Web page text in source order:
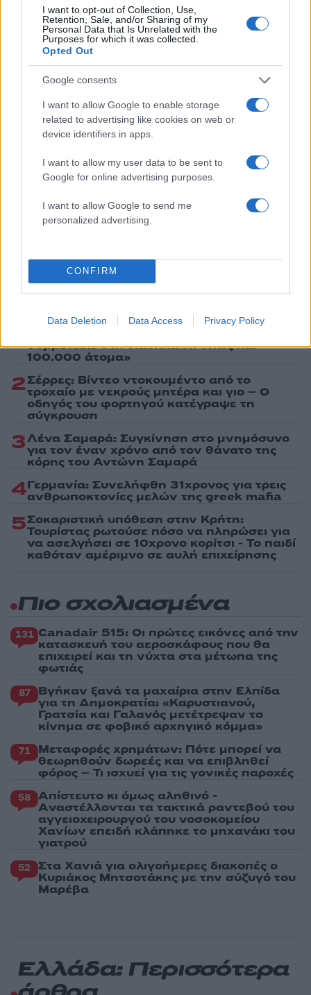
I want to opt-out of Collection, Use,
Retention, Sale, and/or Sharing of my
Personal Data that Is Unrelated with the
Purposes for which it was collected.
Opted Out
Google consents
I want to allow Google to enable storage
related to advertising like cookies on web or
device identifiers in apps.
I want to allow my user data to be sent to
Google for online advertising purposes.
I want to allow Google to send me
personalized advertising.
CONFIRM
Data Deletion Data Access Privacy Policy
Υποβολή σχολίου
Όροι Χρήσης. Το site προστατεύεται από reCAPTCHA, ισχύουν
Πολιτική Απορρήτου
Ελλάδα
ΣΑΜΟΘΡΑΚΗ
ΨΑΡΑΔΕΣ
Ακολουθήστε το Νewsit.gr στοGoogle News
τελευταία νέατης ημέρας
Πιο δημοφιλή
Marfin: Η 46χρονη πήρε προθεσμία για να
συμμετείχε στη διαδήλωση όπως και
100.000 άτομα»
2Σέρρες: Βίντεο ντοκουμέντο από το
τροχαίο με νεκρούς μητέρα και γιο – Ο
οδηγός του φορτηγού κατέγραψε τη
σύγκρουση
3Λένα Σαμαρά: Συγκίνηση στο μνημόσυνο
για τον έναν χρόνο από τον θάνατο της
κόρης του Αντώνη Σαμαρά
4Γερμανία: Συνελήφθη 31χρονος για τρεις
ανθρωποκτονίες μελών της greek mafia
5Σοκαριστική υπόθεση στην Κρήτη:
Τουρίστας ρωτούσε πόσο να πληρώσει για
να ασελγήσει σε 10χρονο κορίτσι - Το παιδί
καθόταν αμέριμνο σε αυλή επιχείρησης
Πιο σχολιασμένα
131 Canadair 515: Οι πρώτες εικόνες από την
κατασκευή του αεροσκάφους που θα
επιχειρεί και τη νύχτα στα μέτωπα της
φωτιάς
87 Βγήκαν ξανά τα μαχαίρια στην Ελπίδα
για τη Δημοκρατία: «Καρυστιανού,
Γρατσία και Γαλανός μετέτρεψαν το
κίνημα σε φοβικό αρχηγικό κόμμα»
71 Μεταφορές χρημάτων: Πότε μπορεί να
θεωρηθούν δωρεές και να επιβληθεί
φόρος – Τι ισχυεί για τις γονικές παροχές
58 Απίστευτο κι όμως αληθινό -
Aναστέλλονται τα τακτικά ραντεβού του
αγγειοχειρουργού του νοσοκομείου
Χανίων επειδή κλάπηκε το μηχανάκι του
γιατρού
52 Στα Χανιά για ολιγοήμερες διακοπές ο
Κυριάκος Μητσοτάκης με την σύζυγό του
Μαρέβα
Ελλάδα: Περισσότερα